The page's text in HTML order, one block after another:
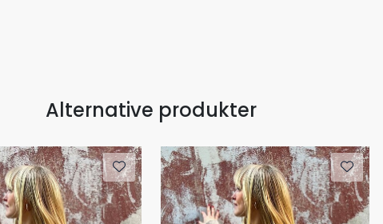
Alternative produkter